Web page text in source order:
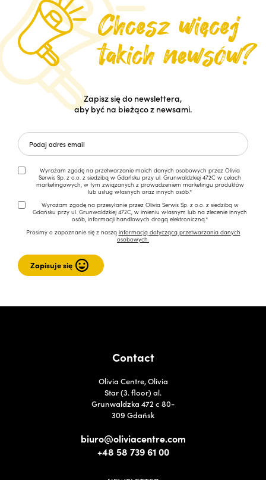
Zapisz się do newslettera,
aby być na bieżąco z newsami.
Wyrażam zgodę na przetwarzanie moich danych osobowych przez Olivia
Serwis Sp. z o.o. z siedzibą w Gdańsku przy ul. Grunwaldzkiej 472C w celach
marketingowych, w tym związanych z prowadzeniem marketingu produktów
lub usług własnych oraz innych osób.*
Wyrażam zgodę na przesyłanie przez Olivia Serwis Sp. z o.o. z siedzibą w
Gdańsku przy ul. Grunwaldzkiej 472C, w imieniu własnym lub na zlecenie innych
osób, informacji handlowych drogą elektroniczną.*
Prosimy o zapoznanie się z naszą informacją dotyczącą przetwarzania danych
osobowych.
Contact
Olivia Centre, Olivia
Star (3. floor) al.
Grunwaldzka 472 c 80-
309 Gdańsk
biuro@oliviacentre.com
+48 58 739 61 00